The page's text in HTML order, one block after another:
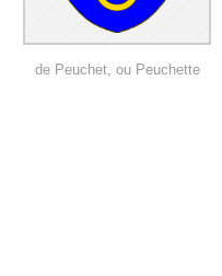
de Peuchet, ou Peuchette